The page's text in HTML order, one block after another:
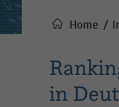
Home
in